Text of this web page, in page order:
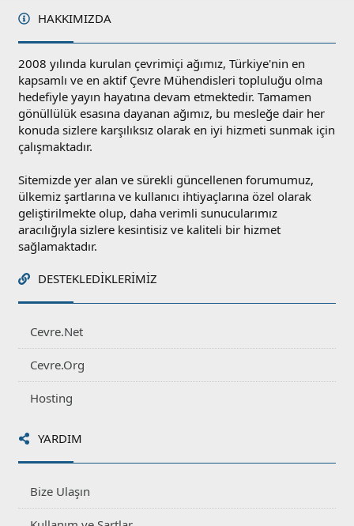
HAKKIMIZDA
2008 yılında kurulan çevrimiçi ağımız, Türkiye'nin en
kapsamlı ve en aktif Çevre Mühendisleri topluluğu olma
hedefiyle yayın hayatına devam etmektedir. Tamamen
gönüllülük esasına dayanan ağımız, bu mesleğe dair her
konuda sizlere karşılıksız olarak en iyi hizmeti sunmak için
çalışmaktadır.
Sitemizde yer alan ve sürekli güncellenen forumumuz,
ülkemiz şartlarına ve kullanıcı ihtiyaçlarına özel olarak
geliştirilmekte olup, daha verimli sunucularımız
aracılığıyla sizlere kesintisiz ve kaliteli bir hizmet
sağlamaktadır.
DESTEKLEDIKLERIMIZ
Cevre.Net
Cevre.Org
Hosting
YARDIM
Bize Ulaşın